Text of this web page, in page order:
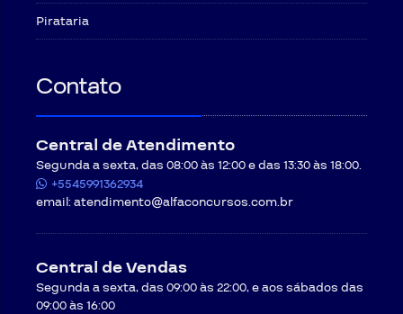
Pirataria
Contato
Central de Atendimento
Segunda a sexta, das 08:00 às 12:00 e das 13:30 às 18:00.
+5545991362934
email:atendimento@alfaconcursos.com.br
Central de Vendas
Segunda a sexta, das 09:00 às 22:00, e aos sábados das
09:00 às 16:00